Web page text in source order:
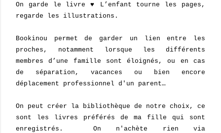
On garde le livre ♥ L’enfant tourne les pages,
regarde les illustrations.
Bookinou permet de garder un lien entre les
proches, notamment lorsque les différents
membres d’une famille sont éloignés, ou en cas
de séparation, vacances ou bien encore
déplacement professionnel d'un parent…
On peut créer la bibliothèque de notre choix, ce
sont les livres préférés de ma fille qui sont
enregistrés. On n'achète rien via